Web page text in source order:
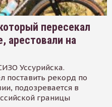
пересекал
арестовали на
Уссурийска.
поставить рекорд по
подозревается в
границы